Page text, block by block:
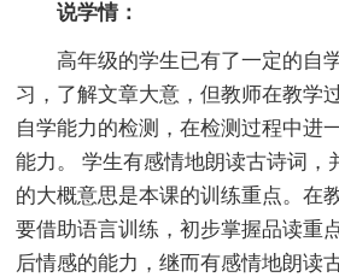
说学情：
高年级的学生已有了一定的自
习，了解文章大意，但教师在教学
自学能力的检测，在检测过程中进
能力。 学生有感情地朗读古诗词，
的大概意思是本课的训练重点。在
要借助语言训练，初步掌握品读重
后情感的能力，继而有感情地朗读